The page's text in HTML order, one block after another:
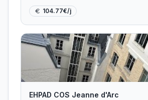
104.77€/j
EHPAD COS Jeanne d'Arc